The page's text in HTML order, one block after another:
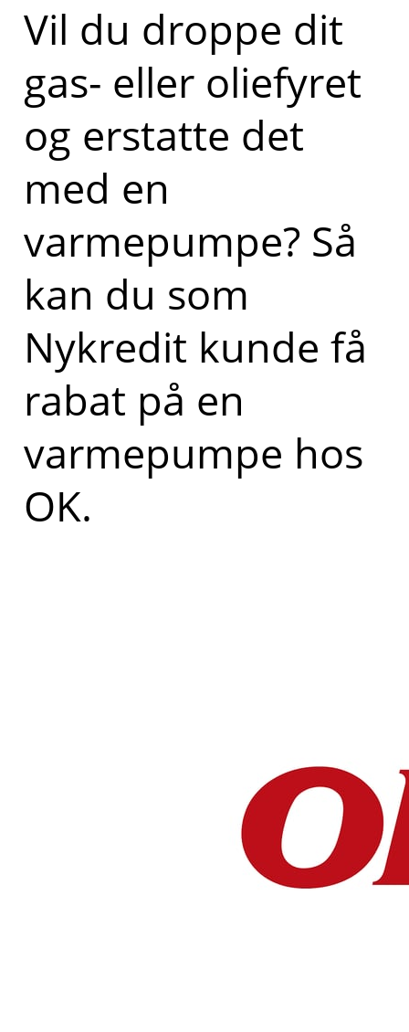
Vil du droppe dit
gas- eller oliefyret
og erstatte det
med en
varmepumpe? Så
kan du som
Nykredit kunde få
rabat på en
varmepumpe hos
OK.